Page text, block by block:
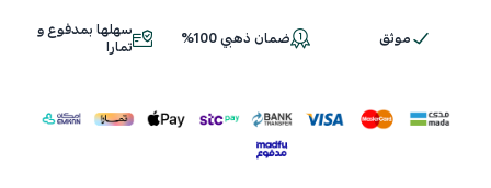
اسحب و افلت الملف هنا
موثق ضمان ذهبي 100% سهلها بمدفوع و
تمارا